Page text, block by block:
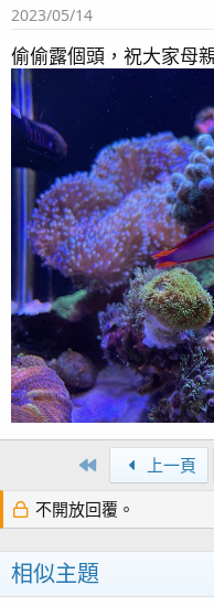
2023/05/14
偷偷露個頭，祝大家母
First 上一頁
不開放回覆。
相似主題